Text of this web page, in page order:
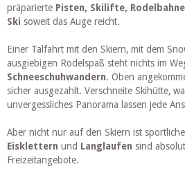
präparierte Pisten, Skilifte,
Ski soweit das Auge reicht.
Einer Talfahrt mit den Skiern, mit dem
ausgiebigen Rodelspaß steht nichts im
Schneeschuhwandern. Oben
sicher ausgezahlt. Verschneite Skihütte,
unvergessliches Panorama lassen jede
Aber nicht nur auf den Skiern ist
Eisklettern und Langlaufen sind
Freizeitangebote.